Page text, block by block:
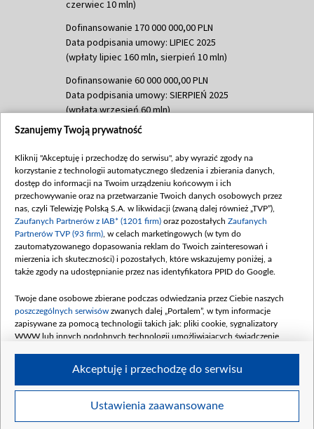
czerwiec 10 mln)
Dofinansowanie 170 000 000,00 PLN
Data podpisania umowy: LIPIEC 2025
(wpłaty lipiec 160 mln, sierpień 10 mln)
Dofinansowanie 60 000 000,00 PLN
Data podpisania umowy: SIERPIEŃ 2025
(wpłata wrzesień 60 mln)
Dofinansowanie 635 783 051,21 PLN
(wpłata wrzesień 100 mln, październik 350
mln, listopad 265 mln)
Dofinansowanie 48 862 000,00 PLN
Data podpisania umowy: GRUDZIEŃ 2025
(wpłata grudzień 60,548 mln)
Dofinansowanie 900 000 000,00 PLN
Data podpisania umowy: LUTY 2026 (wpłata
kwiecień 180 mln, 7 maja 180 mln, 8
czerwca 90 mln)
Dofinansowanie 250 000 000,00 PLN
4 sierpnia 250 mln
© 2026 Telewizja Polska S. A. w likwidacji
Szanujemy Twoją prywatność
Kliknij "Akceptuję i przechodzę do serwisu", aby wyrazić zgody na
korzystanie z technologii automatycznego śledzenia i zbierania danych,
dostęp do informacji na Twoim urządzeniu końcowym i ich
przechowywanie oraz na przetwarzanie Twoich danych osobowych przez
nas, czyli Telewizję Polską S.A. w likwidacji (zwaną dalej również „TVP”),
Zaufanych Partnerów z IAB* (1201 firm) oraz pozostałych Zaufanych
Partnerów TVP (93 firm) , w celach marketingowych (w tym do
zautomatyzowanego dopasowania reklam do Twoich zainteresowań i
mierzenia ich skuteczności) i pozostałych, które wskazujemy poniżej, a
także zgody na udostępnianie przez nas identyfikatora PPID do Google.
Twoje dane osobowe zbierane podczas odwiedzania przez Ciebie naszych
poszczególnych serwisów zwanych dalej „Portalem”, w tym informacje
zapisywane za pomocą technologii takich jak: pliki cookie, sygnalizatory
WWW lub innych podobnych technologii umożliwiających świadczenie
Twoje dane osobowe zbierane podczas odwiedzania przez Ciebie
Ustawienia zaawansowane
Akceptuję i przechodzę do serwisu